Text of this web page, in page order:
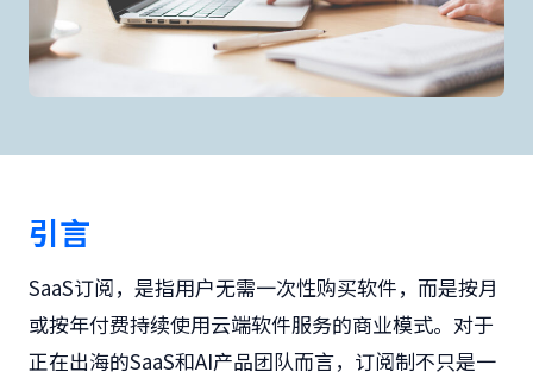
引言
SaaS订阅，是指用户无需一次性购买软件，而是按月
或按年付费持续使用云端软件服务的商业模式。对于
正在出海的SaaS和AI产品团队而言，订阅制不只是一